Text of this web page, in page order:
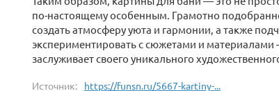
по-настоящему особенным. Грамотно
создать атмосферу уюта и гармонии, а также
экспериментировать с сюжетами и материалами
заслуживает своего уникального
Источник: https://funsn.ru/5667-kartiny-...